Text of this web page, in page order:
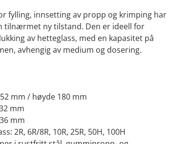
fylling, innsetting av propp og krimping har
tilnærmet ny tilstand. Den er ideell for
av hetteglass, med en kapasitet på
avhengig av medium og dosering.
mm / høyde 180 mm
mm
mm
2R, 6R/8R, 10R, 25R, 50H, 100H